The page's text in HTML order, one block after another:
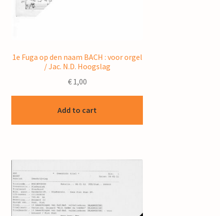
1e Fuga op den naam BACH : voor orgel
/ Jac. N.D. Hoogslag
€1,00
Add to cart